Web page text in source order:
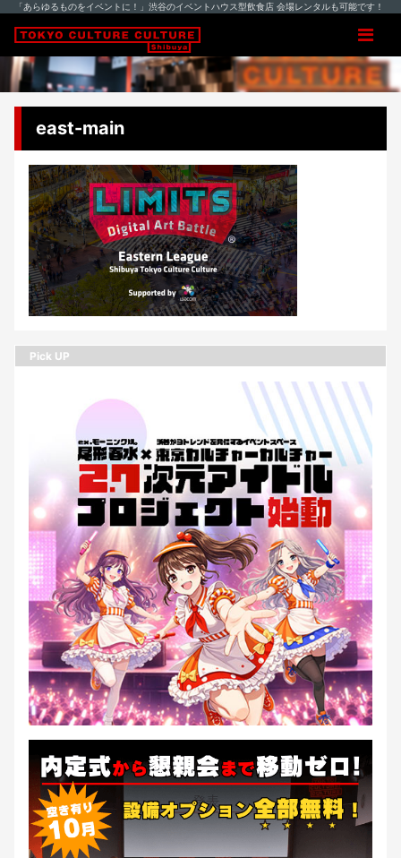
「あらゆるものをイベントに！」渋谷のイベントハウス型飲食店 会場レンタルも可能です！
east-main
Pick UP